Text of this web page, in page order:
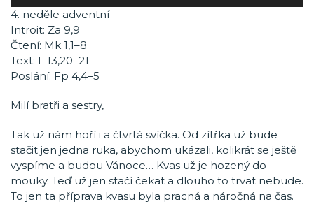
4. neděle adventní
Introit: Za 9,9
Čtení: Mk 1,1–8
Text: L 13,20–21
Poslání: Fp 4,4–5
Milí bratři a sestry,
Tak už nám hoří i a čtvrtá svíčka. Od zítřka už bude
stačit jen jedna ruka, abychom ukázali, kolikrát se ještě
vyspíme a budou Vánoce… Kvas už je hozený do
mouky. Teď už jen stačí čekat a dlouho to trvat nebude.
To jen ta příprava kvasu byla pracná a náročná na čas.